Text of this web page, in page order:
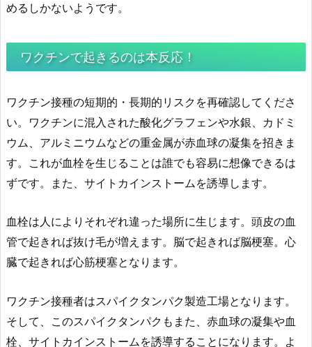
めるしかないようです。
ワクチンで起きるのは本反応！
ワクチン接種の短期的・長期的リスクを再確認してくださ
い。ワクチンに混入された酸化グラフェンや水銀、カドミ
ウム、アルミニウムなどの重金属が赤血球の凝集を招きま
す。これが血栓を生じることは誰でも容易に想像できるは
ずです。また、サイトカインストームを誘導します。
血栓は人によりそれぞれ違った場所に生じます。頭皮の血
管で起きれば抜け毛が増えます。脳で起きれば脳梗塞。心
臓で起きれば心筋梗塞となります。
ワクチン接種者はスパイクタンパク製造工場となります。
そして、このスパイクタンパクもまた、赤血球の凝集や血
栓、サイトカインストームを誘導することになります。よ